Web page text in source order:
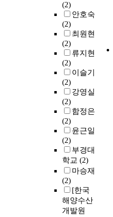
(2)
안호숙
(2)
최원현
(2)
류지현
(2)
이슬기
(2)
강영실
(2)
함정은
(2)
윤근일
(2)
부경대
학교 (2)
마승재
(2)
[한국
해양수산
개발원